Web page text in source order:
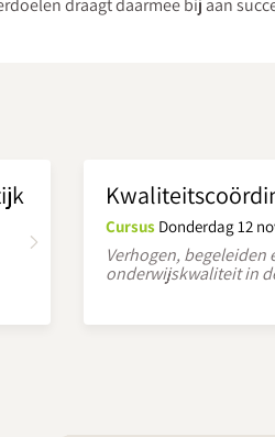
draagt daarmee bij aan
Cursus Donderdag 12
Verhogen, begeleiden
onderwijskwaliteit in